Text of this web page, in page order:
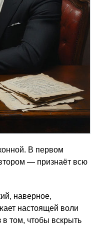
В первом
— признаёт всю
наверное,
настоящей воли
в том, чтобы вскрыть